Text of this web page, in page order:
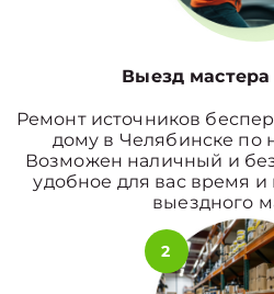
Выезд
Ремонт источников
дому в Челябинске по
Возможен наличный и
удобное для вас время
выездного
2